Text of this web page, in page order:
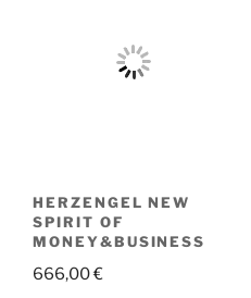
HERZENGEL NEW
SPIRIT OF
MONEY&BUSINESS
666,00€